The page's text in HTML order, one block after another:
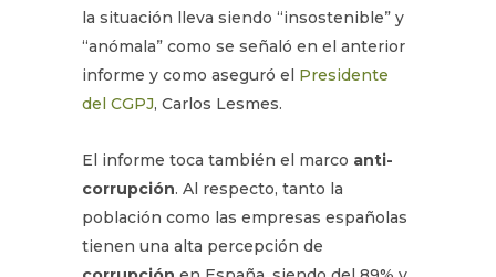
la situación lleva siendo “insostenible” y
“anómala” como se señaló en el anterior
informe y como aseguró el Presidente
del CGPJ, Carlos Lesmes.
El informe toca también el marco anti-
corrupción. Al respecto, tanto la
población como las empresas españolas
tienen una alta percepción de